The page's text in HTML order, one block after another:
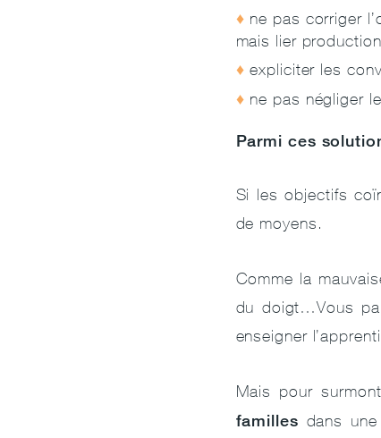
ne pas corriger
mais lier
expliciter les
ne pas négliger
Parmi ces
Si les objectifs
de moyens.
Comme la
du doigt…Vous
enseigner
Mais pour
familles dans